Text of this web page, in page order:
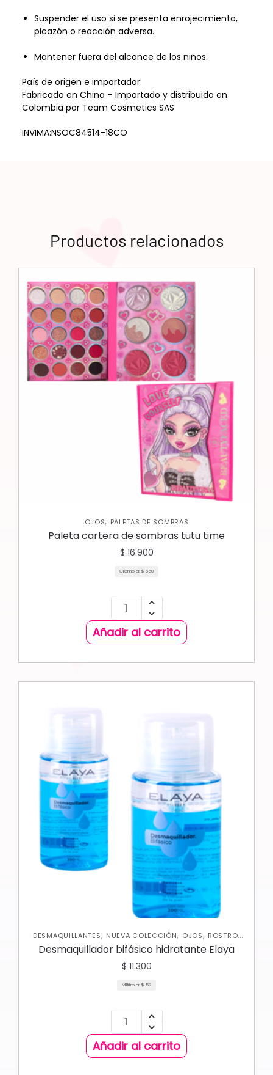
Suspender el uso si se presenta enrojecimiento,
picazón o reacción adversa.
Mantener fuera del alcance de los niños.
País de origen e importador:
Fabricado en China – Importado y distribuido en
Colombia por Team Cosmetics SAS
INVIMA:NSOC84514-18CO
Productos relacionados
OJOS, PALETAS DE SOMBRAS
Paleta cartera de sombras tutu time
$ 16.900
Gramo a: $ 650
Añadir al carrito
DESMAQUILLANTES, NUEVA COLECCIÓN, OJOS, ROSTRO,
SKIN CARE FACIAL
Desmaquillador bifásico hidratante Elaya
$ 11.300
Mililitro a: $ 57
Añadir al carrito